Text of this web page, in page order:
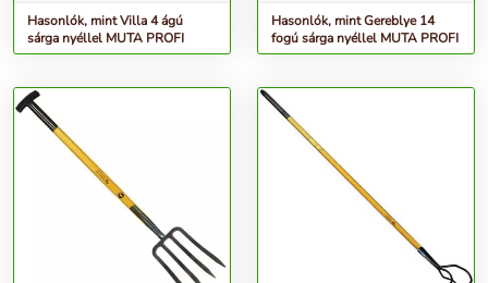
Hasonlók, mint Villa 4 ágú
sárga nyéllel MUTA PROFI
Hasonlók, mint Gereblye 14
fogú sárga nyéllel MUTA PROFI